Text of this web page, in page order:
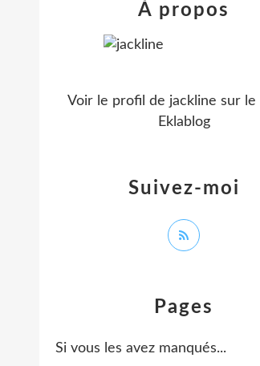
Pages
Si vous les avez manqués...
Suivez-moi
À propos
Voir le profil de jackline sur le
Eklablog